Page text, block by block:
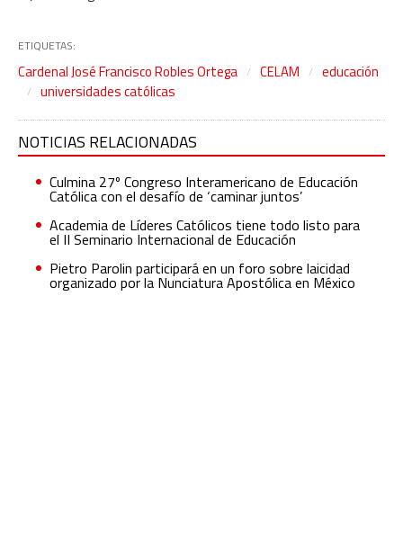
ETIQUETAS:
Cardenal José Francisco Robles Ortega CELAM
educación
universidades católicas
NOTICIAS RELACIONADAS
Culmina 27º Congreso Interamericano de Educación
Católica con el desafío de ‘caminar juntos’
Academia de Líderes Católicos tiene todo listo para
el II Seminario Internacional de Educación
Pietro Parolin participará en un foro sobre laicidad
organizado por la Nunciatura Apostólica en México